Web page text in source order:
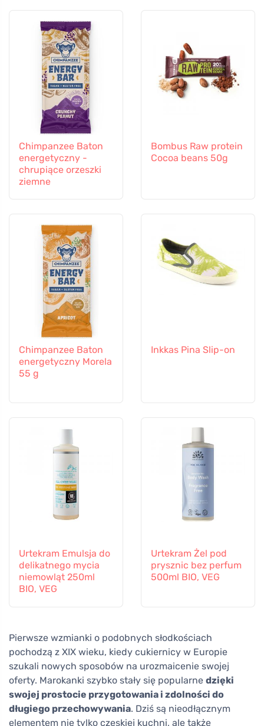
Chimpanzee Baton
energetyczny -
chrupiące orzeszki
ziemne
Bombus Raw protein
Cocoa beans 50g
Chimpanzee Baton
energetyczny Morela
55 g
Inkkas Pina Slip-on
Urtekram Emulsja do
delikatnego mycia
niemowląt 250ml
BIO, VEG
Urtekram Żel pod
prysznic bez perfum
500ml BIO, VEG
Pierwsze wzmianki o podobnych słodkościach
pochodzą z XIX wieku, kiedy cukiernicy w Europie
szukali nowych sposobów na urozmaicenie swojej
oferty. Marokanki szybko stały się popularne dzięki
swojej prostocie przygotowania i zdolności do
długiego przechowywania. Dziś są nieodłącznym
elementem nie tylko czeskiej kuchni, ale także